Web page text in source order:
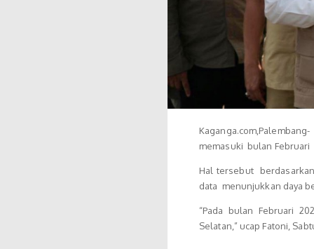
memasuki bulan Februari
Hal tersebut berdasarkan
data menunjukkan daya
“Pada bulan Februari
Selatan,” ucap Fatoni,